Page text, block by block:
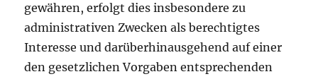
gewähren, erfolgt dies insbesondere zu
administrativen Zwecken als berechtigtes
Interesse und darüberhinausgehend auf einer
den gesetzlichen Vorgaben entsprechenden